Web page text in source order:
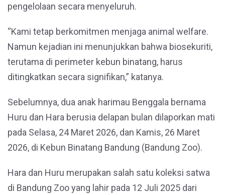
pengelolaan secara menyeluruh.
“Kami tetap berkomitmen menjaga animal welfare.
Namun kejadian ini menunjukkan bahwa biosekuriti,
terutama di perimeter kebun binatang, harus
ditingkatkan secara signifikan,” katanya.
Sebelumnya, dua anak harimau Benggala bernama
Huru dan Hara berusia delapan bulan dilaporkan mati
pada Selasa, 24 Maret 2026, dan Kamis, 26 Maret
2026, di Kebun Binatang Bandung (Bandung Zoo).
Hara dan Huru merupakan salah satu koleksi satwa
di Bandung Zoo yang lahir pada 12 Juli 2025 dari